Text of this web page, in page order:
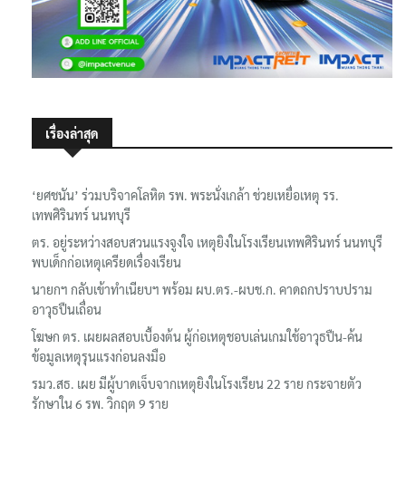
เรื่องล่าสุด
‘ยศชนัน’ ร่วมบริจาคโลหิต รพ. พระนั่งเกล้า ช่วยเหยื่อเหตุ รร.
เทพศิรินทร์ นนทบุรี
ตร. อยู่ระหว่างสอบสวนแรงจูงใจ เหตุยิงในโรงเรียนเทพศิรินทร์ นนทบุรี
พบเด็กก่อเหตุเครียดเรื่องเรียน
นายกฯ กลับเข้าทำเนียบฯ พร้อม ผบ.ตร.-ผบช.ก. คาดถกปราบปราม
อาวุธปืนเถื่อน
โฆษก ตร. เผยผลสอบเบื้องต้น ผู้ก่อเหตุชอบเล่นเกมใช้อาวุธปืน-ค้น
ข้อมูลเหตุรุนแรงก่อนลงมือ
รมว.สธ. เผย มีผู้บาดเจ็บจากเหตุยิงในโรงเรียน 22 ราย กระจายตัว
รักษาใน 6 รพ. วิกฤต 9 ราย